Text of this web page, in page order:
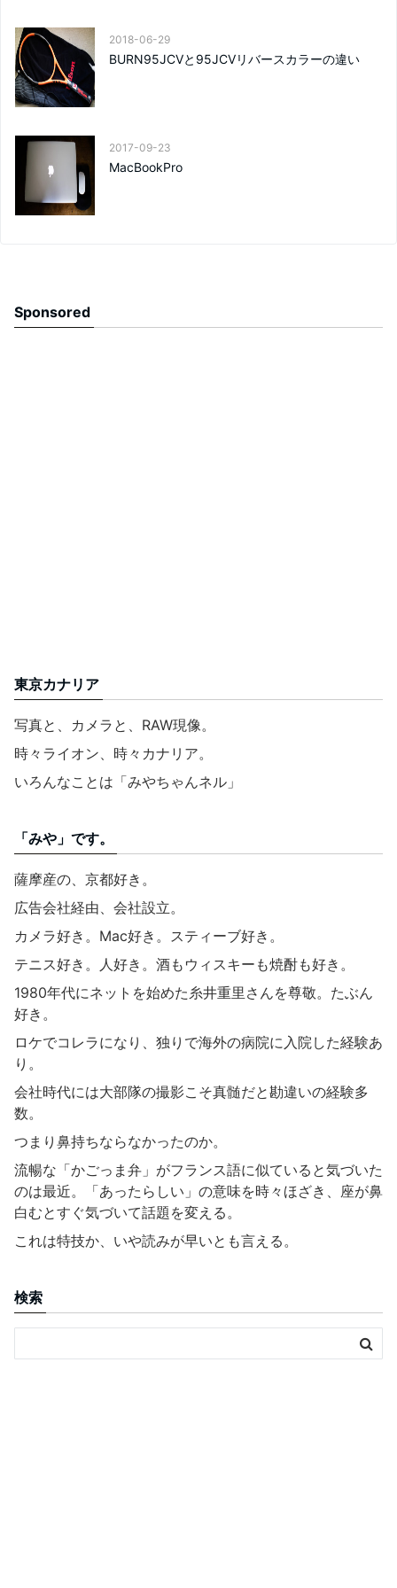
2018-06-29
BURN95JCVと95JCVリバースカラーの違い
2017-09-23
MacBookPro
Sponsored
東京カナリア
写真と、カメラと、RAW現像。
時々ライオン、時々カナリア。
いろんなことは「みやちゃんネル」
「みや」です。
薩摩産の、京都好き。
広告会社経由、会社設立。
カメラ好き。Mac好き。スティーブ好き。
テニス好き。人好き。酒もウィスキーも焼酎も好き。
1980年代にネットを始めた糸井重里さんを尊敬。たぶん
好き。
ロケでコレラになり、独りで海外の病院に入院した経験あ
り。
会社時代には大部隊の撮影こそ真髄だと勘違いの経験多
数。
つまり鼻持ちならなかったのか。
流暢な「かごっま弁」がフランス語に似ていると気づいた
のは最近。「あったらしい」の意味を時々ほざき、座が鼻
白むとすぐ気づいて話題を変える。
これは特技か、いや読みが早いとも言える。
検索